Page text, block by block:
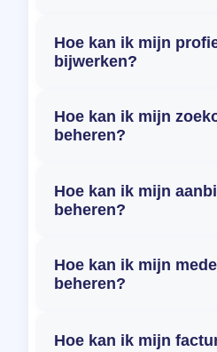
Hoe kan ik mijn
bijwerken?
Hoe kan ik mijn
beheren?
Hoe kan ik mijn
beheren?
Hoe kan ik mijn
beheren?
Hoe kan ik mijn